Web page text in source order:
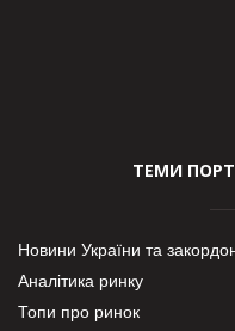
ТЕМИ
Новини України та
Аналітика ринку
Топи про ринок